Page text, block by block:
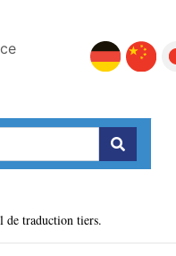
de traduction tiers.